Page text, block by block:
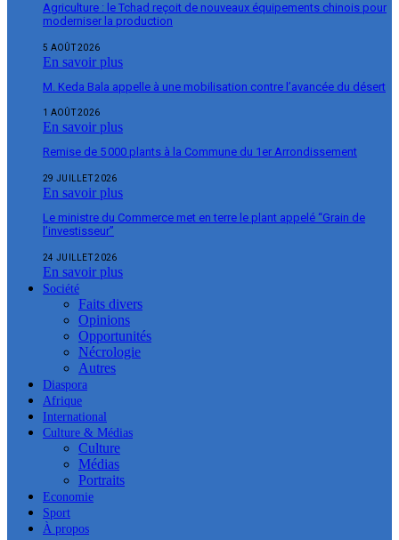
Agriculture : le Tchad reçoit de nouveaux équipements chinois pour
moderniser la production
5 AOÛT 2026
En savoir plus
M. Keda Bala appelle à une mobilisation contre l’avancée du désert
1 AOÛT 2026
En savoir plus
Remise de 5 000 plants à la Commune du 1er Arrondissement
29 JUILLET 2026
En savoir plus
Le ministre du Commerce met en terre le plant appelé “Grain de
l’investisseur”
24 JUILLET 2026
En savoir plus
Société
Faits divers
Opinions
Opportunités
Nécrologie
Autres
Diaspora
Afrique
International
Culture & Médias
Culture
Médias
Portraits
Economie
Sport
À propos